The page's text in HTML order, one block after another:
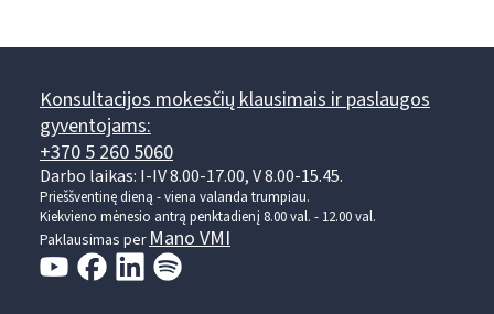
Konsultacijos mokesčių klausimais ir paslaugos
gyventojams:
+370 5 260 5060
Darbo laikas: I-IV 8.00-17.00, V 8.00-15.45.
Prieššventinę dieną - viena valanda trumpiau.
Kiekvieno mėnesio antrą penktadienį 8.00 val. - 12.00 val.
Paklausimas per Mano VMI